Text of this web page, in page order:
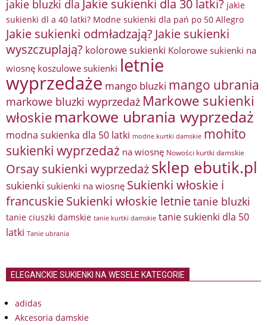
jakie bluzki dla Jakie sukienki dla 30 latki? jakie
sukienki dl a 40 latki? Modne sukienki dla pań po 50 Allegro
Jakie sukienki odmładzają? Jakie sukienki
wyszczuplają? kolorowe sukienki Kolorowe sukienki na
wiosnę koszulowe sukienki letnie
wyprzedaże mango bluzki mango ubrania
markowe bluzki wyprzedaż Markowe sukienki
włoskie markowe ubrania wyprzedaż
modna sukienka dla 50 latki modne kurtki damskie mohito
sukienki wyprzedaż na wiosnę Nowości kurtki damskie
Orsay sukienki wyprzedażsklep ebutik.pl
sukienki sukienki na wiosnę Sukienki włoskie i
francuskieSukienki włoskie letnietanie bluzki
tanie ciuszki damskie tanie kurtki damskie tanie sukienki dla 50
latki Tanie ubrania
ELEGANCKIE SUKIENKI NA WESELE KATEGORIE
adidas
Akcesoria damskie